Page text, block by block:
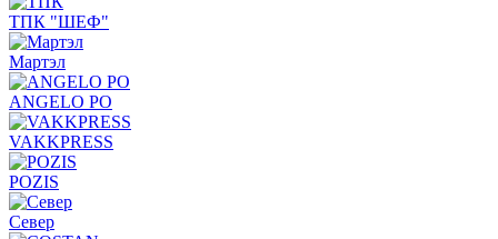
ТПК "ШЕФ"
Мартэл
ANGELO PO
VAKKPRESS
POZIS
Север